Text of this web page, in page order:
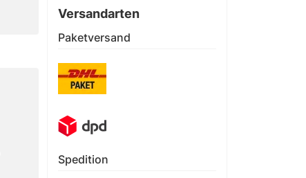
Versandarten
Paketversand
Spedition